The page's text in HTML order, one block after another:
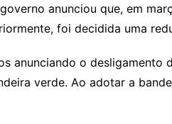
anunciou que, em
foi decidida uma
anunciando o
verde. Ao adotar a